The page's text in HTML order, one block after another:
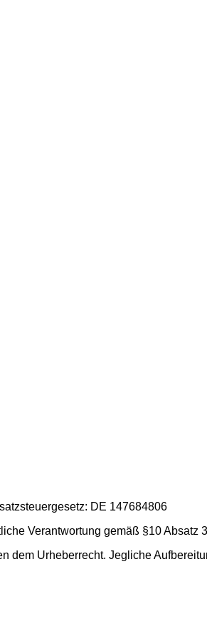
DE 147684806
Verantwortung gemäß §10
dem Urheberrecht. Jegliche